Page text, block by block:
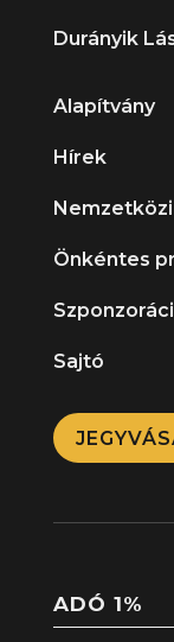
Durányik
Alapítvány
Hírek
Önkéntes
Sajtó
ADÓ 1%